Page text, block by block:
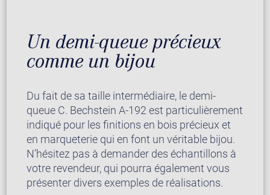
Un demi-queue précieux
comme un bijou
Du fait de sa taille intermédiaire, le demi-
queue C. Bechstein A-192 est particulièrement
indiqué pour les finitions en bois précieux et
en marqueterie qui en font un véritable bijou.
N’hésitez pas à demander des échantillons à
votre revendeur, qui pourra également vous
présenter divers exemples de réalisations.